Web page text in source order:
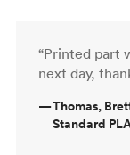
“Printed part
next day,
—Thomas,
Standard